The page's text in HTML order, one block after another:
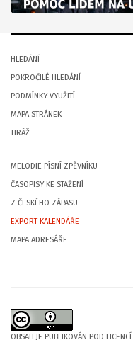
HLEDÁNÍ
POKROČILÉ HLEDÁNÍ
PODMÍNKY VYUŽITÍ
MAPA STRÁNEK
TIRÁŽ
MELODIE PÍSNÍ ZPĚVNÍKU
ČASOPISY KE STAŽENÍ
Z ČESKÉHO ZÁPASU
EXPORT KALENDÁŘE
MAPA ADRESÁŘE
OBSAH JE PUBLIKOVÁN POD LICENCÍ